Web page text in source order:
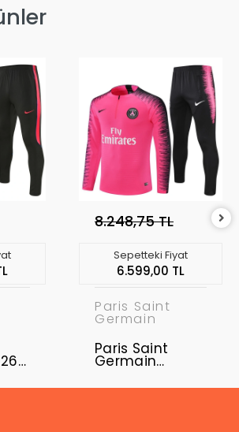
8.248,75 TL
Sepetteki Fiyat
6.599,00 TL
Paris Saint
Germain
Paris Saint
Germain
PSG-01